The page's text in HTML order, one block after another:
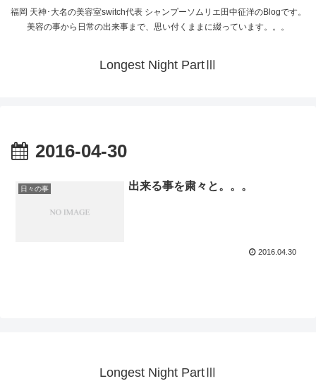
福岡 天神･大名の美容室switch代表 シャンプーソムリエ田中征洋のBlogです。
美容の事から日常の出来事まで、思い付くままに綴っています。。。
Longest Night PartⅢ
2016-04-30
日々の事 出来る事を粛々と。。。
2016.04.30
Longest Night PartⅢ